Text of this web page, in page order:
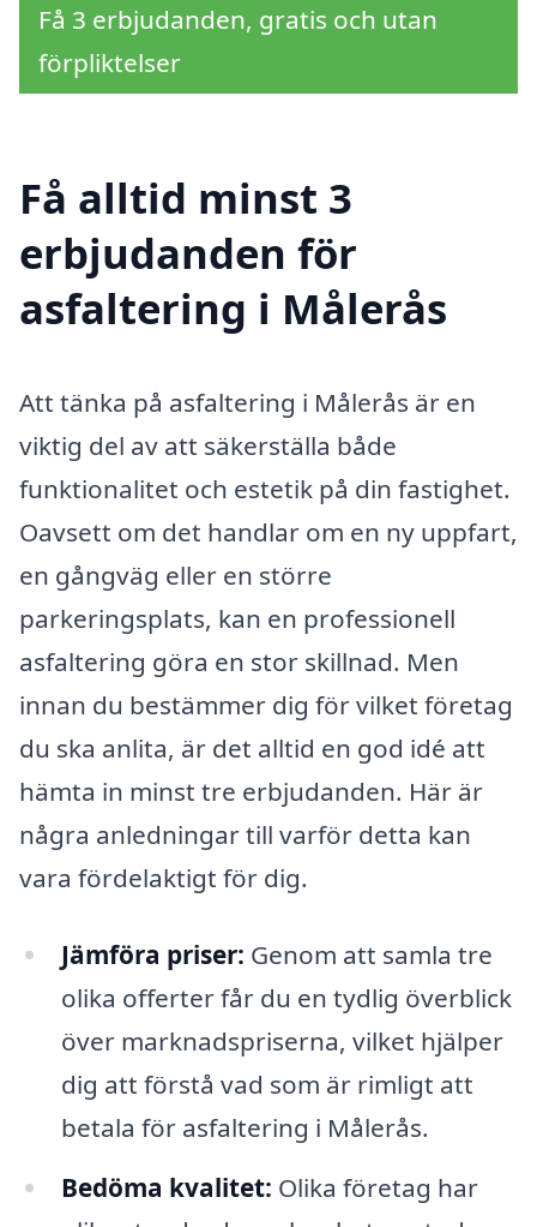
Få 3 erbjudanden, gratis och utan
förpliktelser
Få alltid minst 3
erbjudanden för
asfaltering i Målerås
Att tänka på asfaltering i Målerås är en
viktig del av att säkerställa både
funktionalitet och estetik på din fastighet.
Oavsett om det handlar om en ny uppfart,
en gångväg eller en större
parkeringsplats, kan en professionell
asfaltering göra en stor skillnad. Men
innan du bestämmer dig för vilket företag
du ska anlita, är det alltid en god idé att
hämta in minst tre erbjudanden. Här är
några anledningar till varför detta kan
vara fördelaktigt för dig.
Jämföra priser: Genom att samla tre
olika offerter får du en tydlig överblick
över marknadspriserna, vilket hjälper
dig att förstå vad som är rimligt att
betala för asfaltering i Målerås.
Bedöma kvalitet: Olika företag har